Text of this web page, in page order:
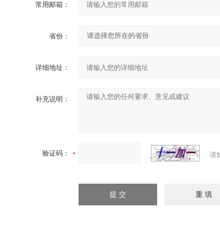
常用邮箱：
省份：
详细地址：
补充说明：
验证码： 请